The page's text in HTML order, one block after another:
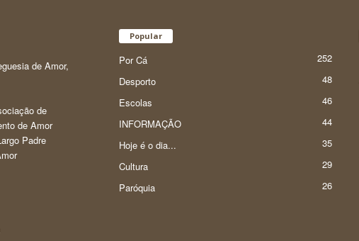
de Amor,
de
de Amor
Padre
Popular
Por Cá
252
Desporto
48
Escolas
46
INFORMAÇÃO
44
Hoje é o dia...
35
Cultura
29
Paróquia
26